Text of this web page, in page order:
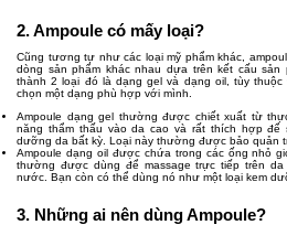
2. Ampoule có mấy loại?
Cũng tương tự như các loại mỹ phẩm khác,
dòng sản phẩm khác nhau dựa trên kết cấu sản
thành 2 loại đó là dạng gel và dạng oil, tùy
chọn một dạng phù hợp với mình.
Ampoule dạng gel thường được chiết xuất từ
năng thẩm thấu vào da cao và rất thích hợp để
dưỡng da bất kỳ. Loại này thường được bảo quản
Ampoule dạng oil được chứa trong các ống nhỏ
thường được dùng để massage trực tiếp trên
nước. Bạn còn có thể dùng nó như một loại kem
3. Những ai nên dùng Ampoule?